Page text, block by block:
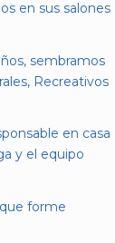
en sus salones
sembramos
Recreativos
en casa
y el equipo
forme